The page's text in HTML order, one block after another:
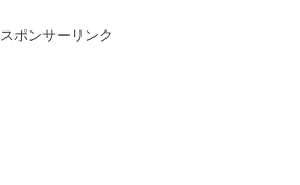
スポンサーリンク